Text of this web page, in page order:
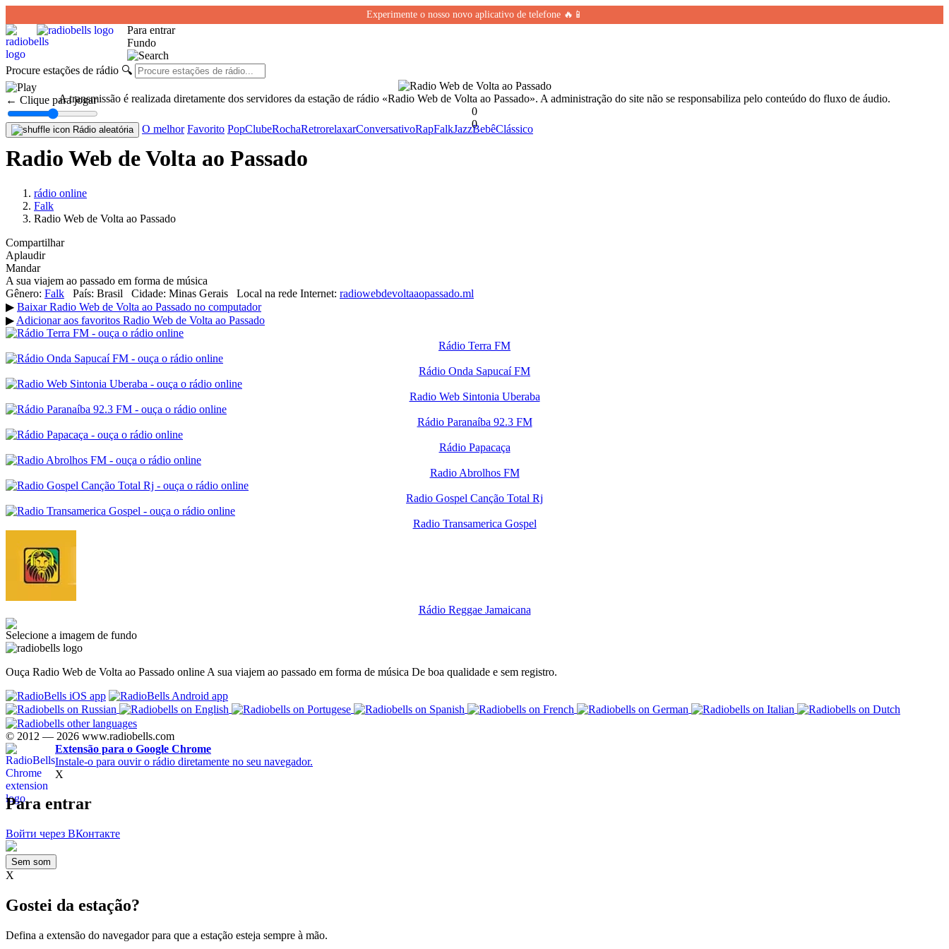
Experimente o nosso novo aplicativo de telefone 🔥📱
Para entrar
Fundo
Procure estações de rádio 🔍
← Clique para jogar
Rádio aleatória O melhor Favorito PopClubeRochaRetrorelaxarConversativoRapFalkJazzBebêClássico
A transmissão é realizada diretamente dos servidores da estação de rádio «Radio Web de Volta ao Passado». A administração do site não se responsabiliza pelo conteúdo do fluxo de áudio.
0
0
Radio Web de Volta ao Passado
rádio online
Falk
Radio Web de Volta ao Passado
Compartilhar
Aplaudir
Mandar
A sua viajem ao passado em forma de música
Gênero: Falk País: Brasil Cidade: Minas Gerais Local na rede Internet: radiowebdevoltaaopassado.ml
▶ Baixar Radio Web de Volta ao Passado no computador
▶ Adicionar aos favoritos Radio Web de Volta ao Passado
Rádio Terra FM
Rádio Onda Sapucaí FM
Radio Web Sintonia Uberaba
Rádio Paranaíba 92.3 FM
Rádio Papacaça
Radio Abrolhos FM
Radio Gospel Canção Total Rj
Radio Transamerica Gospel
Rádio Reggae Jamaicana
Selecione a imagem de fundo
Ouça Radio Web de Volta ao Passado online A sua viajem ao passado em forma de música De boa qualidade e sem registro.
© 2012 — 2026 www.radiobells.com
Extensão para o Google Chrome
Instale-o para ouvir o rádio diretamente no seu navegador.
X
Para entrar
Войти через ВКонтакте
Sem som
X
Gostei da estação?
Defina a extensão do navegador para que a estação esteja sempre à mão.